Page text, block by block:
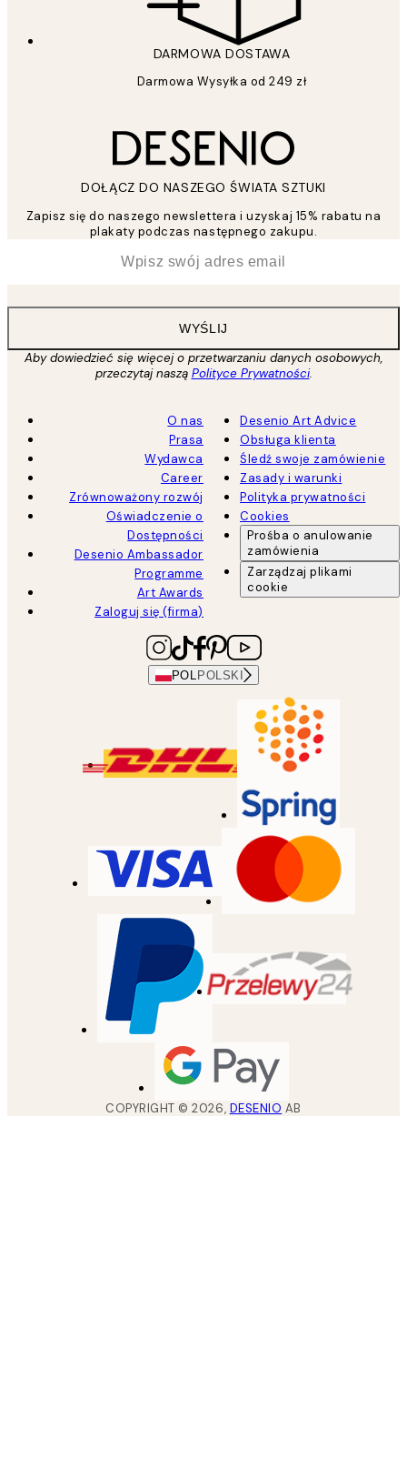
DARMOWA DOSTAWA
Darmowa Wysyłka od 249 zł
DOŁĄCZ DO NASZEGO ŚWIATA SZTUKI
Zapisz się do naszego newslettera i uzyskaj 15% rabatu na
plakaty podczas następnego zakupu.
WYŚLIJ
Aby dowiedzieć się więcej o przetwarzaniu danych osobowych,
przeczytaj naszą Polityce Prywatności.
O nas
Prasa
Wydawca
Career
Zrównoważony rozwój
Oświadczenie o
Dostępności
Desenio Ambassador
Programme
Art Awards
Zaloguj się (firma)
Desenio Art Advice
Obsługa klienta
Śledź swoje zamówienie
Zasady i warunki
Polityka prywatności
Cookies
Prośba o anulowanie
zamówienia
Zarządzaj plikami
cookie
POL POLSKI
COPYRIGHT ©2026, DESENIO AB